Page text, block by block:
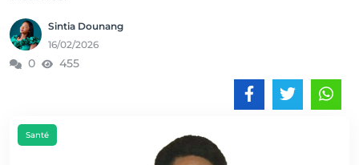
Sintia Dounang
16/02/2026
0 455
Santé